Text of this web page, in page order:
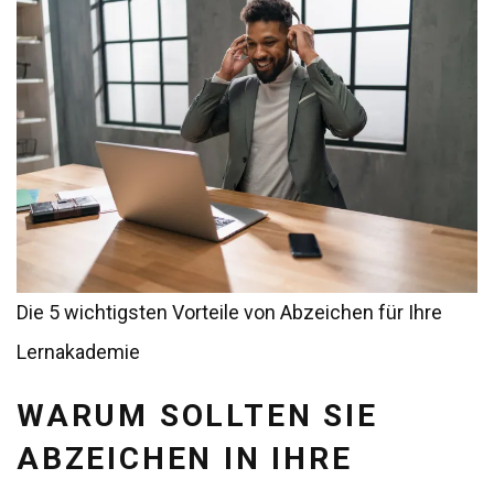
Die 5 wichtigsten Vorteile von Abzeichen für Ihre
Lernakademie
WARUM SOLLTEN SIE
ABZEICHEN IN IHRE